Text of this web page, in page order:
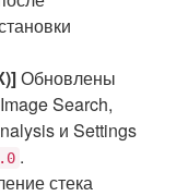
Обновлены
Search,
и Settings
.
стека